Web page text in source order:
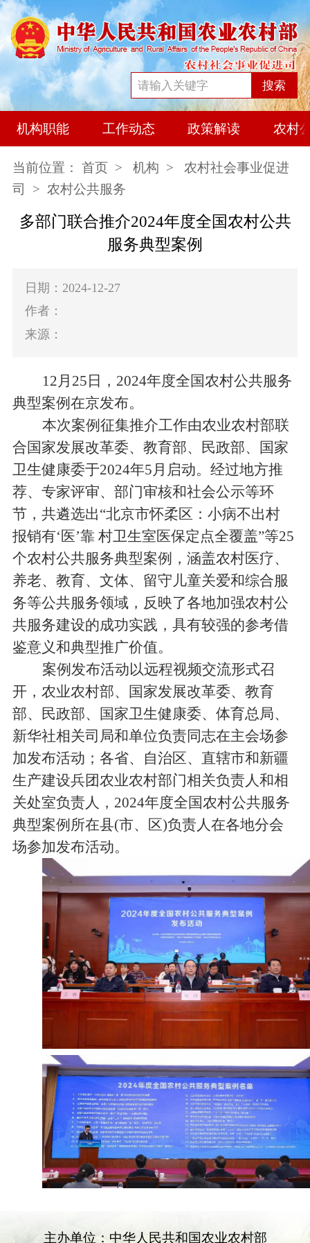
搜索
机构职能 工作动态 政策解读 农村
当前位置： 首页 > 机构 >
农村社会事业促进
司
> 农村公共服务
多部门联合推介2024年度全国农村公共
服务典型案例
日期：2024-12-27
作者：
来源：
12月 25 日， 2024年度全国农村公共服务
典型案例 在京发布。
本次案例征集推介工作由农业农村部联
合国家发展改革委、教育部、民政部、国家
卫生健康委于2024年5月启动。经过地方推
荐、专家评审、部门审核和社会公示等环
节，共遴选出“北京市怀柔区：小病不出村
报销有‘ 医’靠 村卫生室医保定点全覆盖”等25
个农村公共服务典型案例，涵盖农村医疗、
养老、 教育、文体、 留守儿童关爱和综合服
务等公共服务领域， 反映了各地加强农村公
共服务建设的成功实践 ，具有较强的参考借
鉴意义和典型推广价值。
案例发布活动以远程视频交流形式召
开，农业农村部、国家发展改革委、教育
部、民政部、国家卫生健康委、体育总局、
新华社相关司局和单位负责同志在主会场参
加发布活动 ； 各省、 自治区、直辖市和新疆
生产建设兵团农业农村部门相关负责人和相
关处室负责人， 2024年度全国农村公共服务
典型案例所在县(市、区)负责人在各地分会
场参加发布活动。
主办单位：中华人民共和国农业农村部